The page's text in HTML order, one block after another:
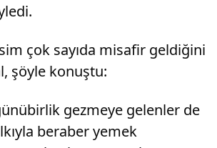
çok sayıda misafir geldiğini
şöyle konuştu:
gezmeye gelenler de
beraber yemek